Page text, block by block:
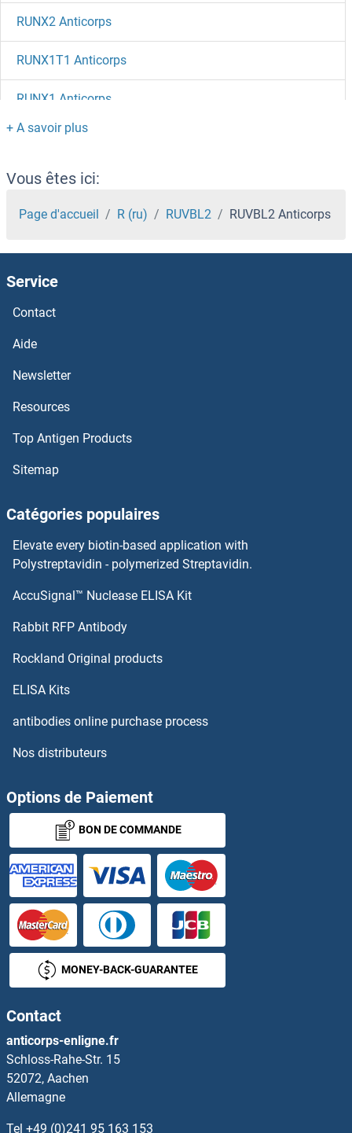
RUNX2 Anticorps
RUNX1T1 Anticorps
RUNX1 Anticorps
RUNDC3B Anticorps
RUNDC3A Anticorps
RUNDC1 Anticorps
RUFY3 Anticorps
RUFY1 Anticorps
RTP4 Anticorps
RTP3 Anticorps
RTP2 Anticorps
RTN4RL1 Anticorps
RTN4R Anticorps
RTN4IP1 Anticorps
RWDD2A Anticorps
RWDD3 Anticorps
RWDD4A Anticorps
RXFP1 Anticorps
RXFP2 Anticorps
RXFP4 Anticorps
Ryanodine Receptor 1 (Skeletal) Anticorps
Ryanodine Receptor 3 Anticorps
RYBP Anticorps
RYK Anticorps
RYR2 Anticorps
Vous êtes ici:
Page d'accueil R (ru) RUVBL2 RUVBL2 Anticorps
Service
Contact
Aide
Newsletter
Resources
Top Antigen Products
Sitemap
Catégories populaires
Elevate every biotin-based application with
Polystreptavidin - polymerized Streptavidin.
AccuSignal™ Nuclease ELISA Kit
Rabbit RFP Antibody
Rockland Original products
ELISA Kits
antibodies online purchase process
Nos distributeurs
Options de Paiement
BON DE COMMANDE
MONEY-BACK-GUARANTEE
Contact
anticorps-enligne.fr
Schloss-Rahe-Str. 15
52072, Aachen
Allemagne
Tel +49 (0)241 95 163 153